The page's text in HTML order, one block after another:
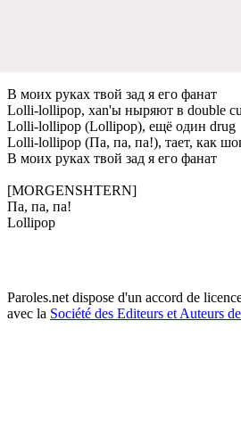
В моих руках твой зад я его фанат
Lolli-lollipop, xan'ы ныряют в double
Lolli-lollipop (Lollipop), ещё один drug
Lolli-lollipop (Па, па, па!), тает, как
В моих руках твой зад я его фанат
[MORGENSHTERN]
Па, па, па!
Lollipop
Paroles.net dispose d'un accord de
avec la Société des Editeurs et Auteurs